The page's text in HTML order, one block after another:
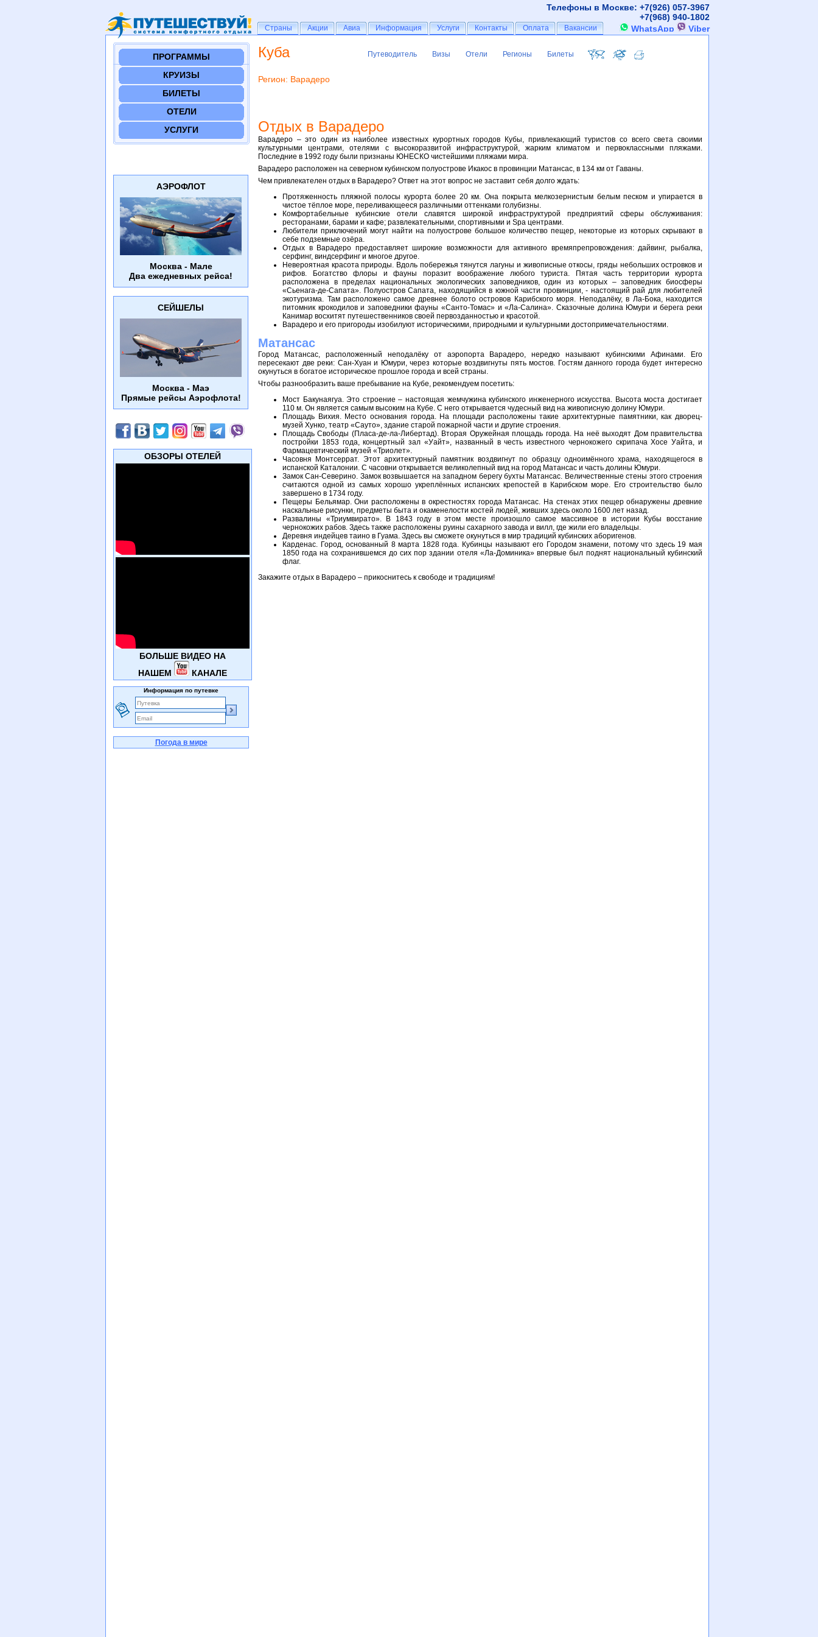
Куба Путеводитель
Путеводитель Визы
Визы Отели
Отели Регионы
Регионы Билеты
Билеты
Регион: Варадеро
Отдых в Варадеро
Варадеро – это один из наиболее известных курортных городов Кубы, привлекающий туристов со всего света своими
культурными центрами, отелями с высокоразвитой инфраструктурой, жарким климатом и первоклассными пляжами.
Последние в 1992 году были признаны ЮНЕСКО чистейшими пляжами мира.
Варадеро расположен на северном кубинском полуострове Икакос в провинции Матансас, в 134 км от Гаваны.
Чем привлекателен отдых в Варадеро? Ответ на этот вопрос не заставит себя долго ждать:
Протяженность пляжной полосы курорта более 20 км. Она покрыта мелкозернистым белым песком и упирается в
чистое тёплое море, переливающееся различными оттенками голубизны.
Комфортабельные кубинские отели славятся широкой инфраструктурой предприятий сферы обслуживания:
ресторанами, барами и кафе; развлекательными, спортивными и Spa центрами.
Любители приключений могут найти на полуострове большое количество пещер, некоторые из которых скрывают в
себе подземные озёра.
Отдых в Варадеро предоставляет широкие возможности для активного времяпрепровождения: дайвинг, рыбалка,
серфинг, виндсерфинг и многое другое.
Невероятная красота природы. Вдоль побережья тянутся лагуны и живописные откосы, гряды небольших островков и
рифов. Богатство флоры и фауны поразит воображение любого туриста. Пятая часть территории курорта
расположена в пределах национальных экологических заповедников, один из которых – заповедник биосферы
«Сьенага-де-Сапата». Полуостров Сапата, находящийся в южной части провинции, - настоящий рай для любителей
экотуризма. Там расположено самое древнее болото островов Карибского моря. Неподалёку, в Ла-Бока, находится
питомник крокодилов и заповедники фауны «Санто-Томас» и «Ла-Салина». Сказочные долина Юмури и берега реки
Канимар восхитят путешественников своей первозданностью и красотой.
Варадеро и его пригороды изобилуют историческими, природными и культурными достопримечательностями.
Матансас
Город Матансас, расположенный неподалёку от аэропорта Варадеро, нередко называют кубинскими Афинами. Его
пересекают две реки: Сан-Хуан и Юмури, через которые воздвигнуты пять мостов. Гостям данного города будет интересно
окунуться в богатое историческое прошлое города и всей страны.
Чтобы разнообразить ваше пребывание на Кубе, рекомендуем посетить:
Мост Бакунаягуа. Это строение – настоящая жемчужина кубинского инженерного искусства. Высота моста достигает
110 м. Он является самым высоким на Кубе. С него открывается чудесный вид на живописную долину Юмури.
Площадь Вихия. Место основания города. На площади расположены такие архитектурные памятники, как дворец-
музей Хунко, театр «Сауто», здание старой пожарной части и другие строения.
Площадь Свободы (Пласа-де-ла-Либертад). Вторая Оружейная площадь города. На неё выходят Дом правительства
постройки 1853 года, концертный зал «Уайт», названный в честь известного чернокожего скрипача Хосе Уайта, и
Фармацевтический музей «Триолет».
Часовня Монтсеррат. Этот архитектурный памятник воздвигнут по образцу одноимённого храма, находящегося в
испанской Каталонии. С часовни открывается великолепный вид на город Матансас и часть долины Юмури.
Замок Сан-Северино. Замок возвышается на западном берегу бухты Матансас. Величественные стены этого строения
считаются одной из самых хорошо укреплённых испанских крепостей в Карибском море. Его строительство было
завершено в 1734 году.
Пещеры Бельямар. Они расположены в окрестностях города Матансас. На стенах этих пещер обнаружены древние
наскальные рисунки, предметы быта и окаменелости костей людей, живших здесь около 1600 лет назад.
Развалины «Триумвирато». В 1843 году в этом месте произошло самое массивное в истории Кубы восстание
чернокожих рабов. Здесь также расположены руины сахарного завода и вилл, где жили его владельцы.
Деревня индейцев таино в Гуама. Здесь вы сможете окунуться в мир традиций кубинских аборигенов.
Карденас. Город, основанный 8 марта 1828 года. Кубинцы называют его Городом знамени, потому что здесь 19 мая
1850 года на сохранившемся до сих пор здании отеля «Ла-Доминика» впервые был поднят национальный кубинский
флаг.
Закажите отдых в Варадеро – прикоснитесь к свободе и традициям!
ПРОГРАММЫ
КРУИЗЫ
БИЛЕТЫ
ОТЕЛИ
УСЛУГИ
АЭРОФЛОТ
Москва - Мале
Два ежедневных рейса!
СЕЙШЕЛЫ
Москва - Маэ
Прямые рейсы Аэрофлота!
ОБЗОРЫ ОТЕЛЕЙ
БОЛЬШЕ ВИДЕО НА
НАШЕМ
КАНАЛЕ
Информация по путевке
Погода в мире
Телефоны в Москве: +7(926) 057-3967
+7(968) 940-1802
WhatsApp
Viber
Страны
Страны Акции
Акции Авиа
Авиа Информация
Информация Услуги
Услуги Контакты
Контакты Оплата
Оплата Вакансии
Вакансии